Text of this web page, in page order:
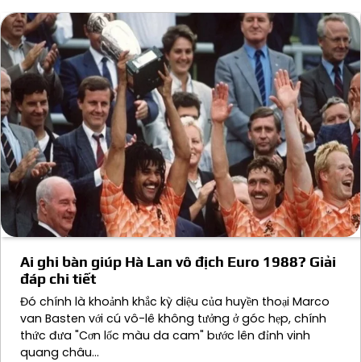
viết
Ai ghi bàn giúp Hà Lan vô địch Euro 1988? Giải
đáp chi tiết
Đó chính là khoảnh khắc kỳ diệu của huyền thoại Marco
van Basten với cú vô-lê không tưởng ở góc hẹp, chính
thức đưa "Cơn lốc màu da cam" bước lên đỉnh vinh
quang châu…